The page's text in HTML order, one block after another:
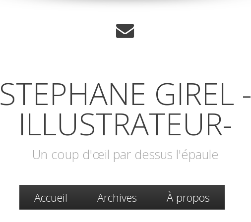
STEPHANE GIREL -
ILLUSTRATEUR-
Un coup d'œil par dessus l'épaule
Accueil Archives À propos